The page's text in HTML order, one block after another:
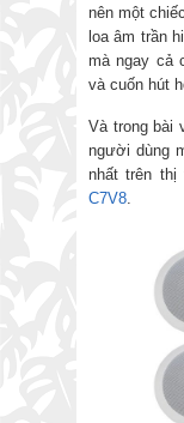
nên một
loa âm trần
mà ngay cả
và cuốn hút
Và trong bài
người dùng
nhất trên thị
C7V8.